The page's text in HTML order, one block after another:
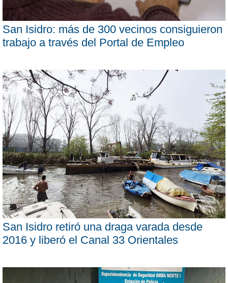
San Isidro: más de 300 vecinos consiguieron
trabajo a través del Portal de Empleo
San Isidro retiró una draga varada desde
2016 y liberó el Canal 33 Orientales